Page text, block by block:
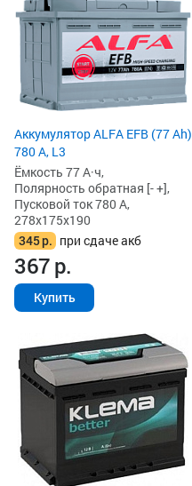
Аккумулятор ALFA EFB (77 Ah)
780 А, L3
Ёмкость 77 А·ч,
Полярность обратная [- +],
Пусковой ток 780 А,
278x175x190
345р. при сдаче акб
367р.
Купить